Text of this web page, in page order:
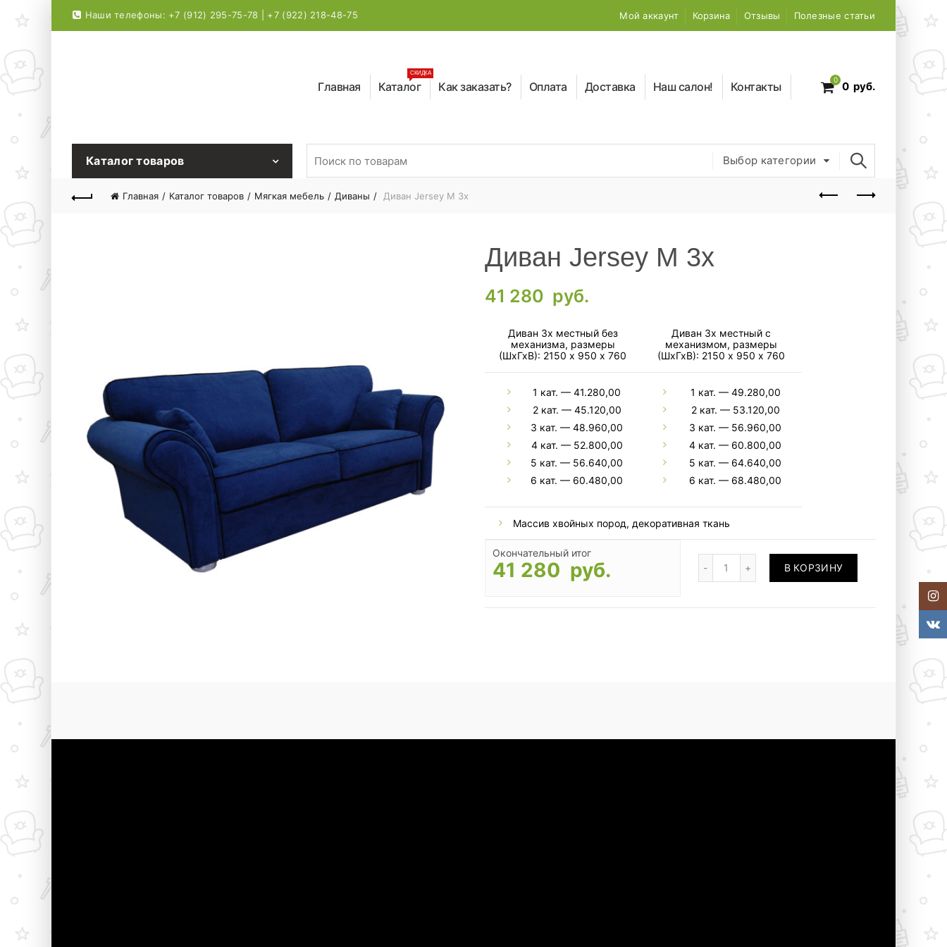
Наши телефоны: +7 (912) 295-75-78 | +7 (922) 218-48-75 Мой аккаунт Корзина Отзывы Полезные статьи
Главная Каталог
СКИДКА
Как заказать? Оплата Доставка Наш салон! Контакты 0 0 руб.
Каталог товаров Выбор категории
Главная Каталог товаров Мягкая мебель Диваны Диван Jersey M 3x
Диван Jersey M 3x
41 280 руб.
Диван 3х местный без
механизма, размеры
(ШхГхВ): 2150 х 950 х 760
Диван 3х местный с
механизмом, размеры
(ШхГхВ): 2150 х 950 х 760
1 кат. — 41.280,00
2 кат. — 45.120,00
3 кат. — 48.960,00
4 кат. — 52.800,00
5 кат. — 56.640,00
6 кат. — 60.480,00
1 кат. — 49.280,00
2 кат. — 53.120,00
3 кат. — 56.960,00
4 кат. — 60.800,00
5 кат. — 64.640,00
6 кат. — 68.480,00
Массив хвойных пород, декоративная ткань
Окончательный итог
41 280 руб. В КОРЗИНУ